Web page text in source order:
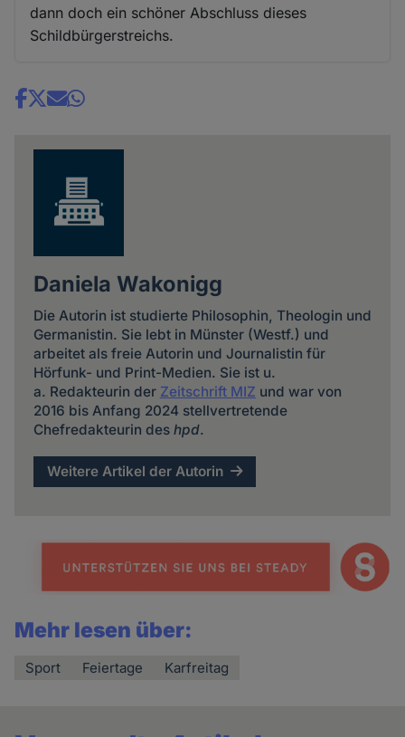
dann doch ein schöner Abschluss dieses
Schildbürgerstreichs.
Share
Daniela Wakonigg
Die Autorin ist studierte Philosophin, Theologin und
Germanistin. Sie lebt in Münster (Westf.) und
arbeitet als freie Autorin und Journalistin für
Hörfunk- und Print-Medien. Sie ist u.
a. Redakteurin der Zeitschrift MIZ und war von
2016 bis Anfang 2024 stellvertretende
Chefredakteurin des hpd.
Weitere Artikel der Autorin
Mehr lesen über:
Sport Feiertage Karfreitag